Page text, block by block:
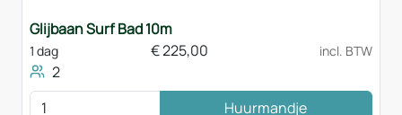
Glijbaan Surf Bad 10m
1 dag €225,00 incl. BTW
2
Huurmandje